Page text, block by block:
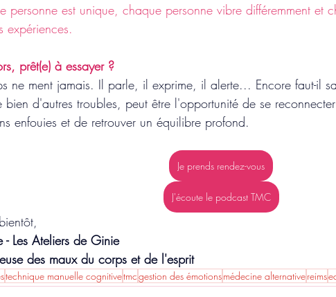
personne est unique, chaque personne vibre différemment et
expériences.
prêt(e) à essayer ?
ne ment jamais. Il parle, il exprime, il alerte... Encore faut-il
bien d'autres troubles, peut être l'opportunité de se
enfouies et de retrouver un équilibre profond.
Je prends rendez-vous
J'écoute le podcast TMC
- Les Ateliers de Ginie
des maux du corps et de l'esprit
technique manuelle cognitivetmcgestion des émotionsmédecine alternativereims